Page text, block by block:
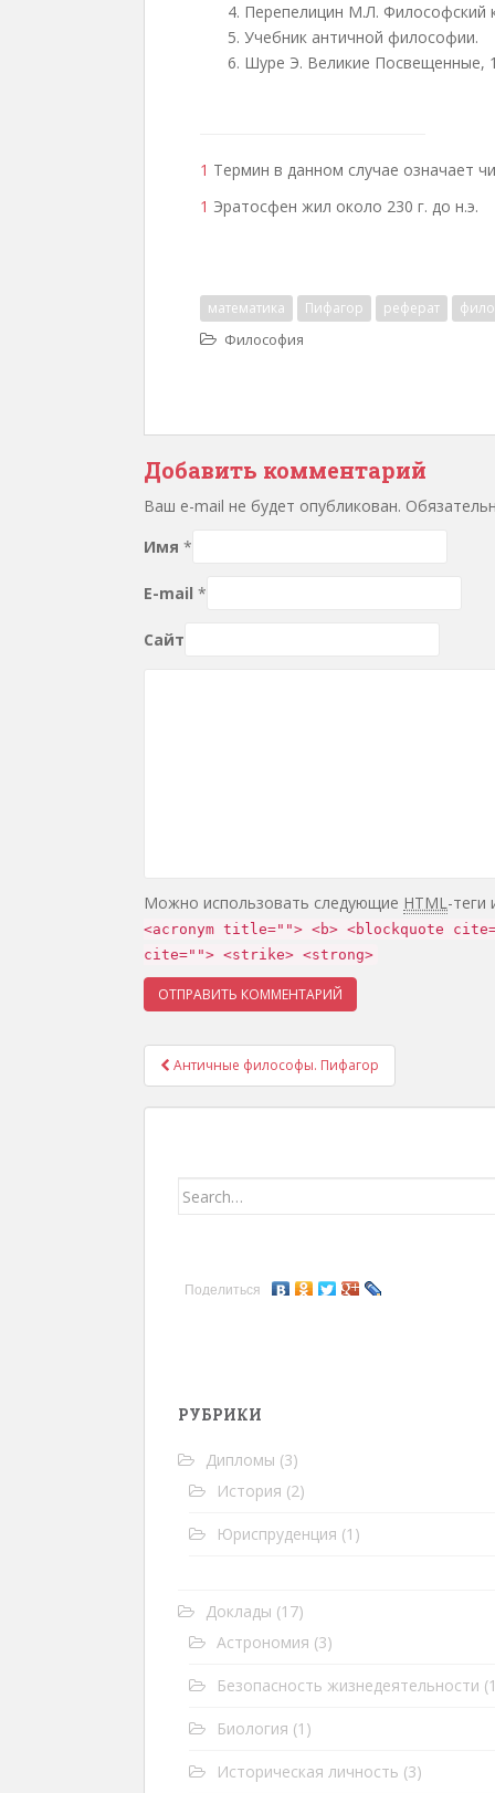
Перепелицин М.Л. Философский
Учебник античной философии.
Шуре Э. Великие Посвещенные,
1 Термин в данном случае означает
1 Эратосфен жил около 230 г. до н.э.
математика Пифагор реферат
Философия
Добавить комментарий
Ваш e-mail не будет опубликован.
Имя *
E-mail *
Сайт
Можно использовать следующие HTML-теги
<acronym title=""> <b> <blockquote
cite=""> <strike> <strong>
Навигация записей
Античные философы. Пифагор
Search for:
Поделиться
РУБРИКИ
Дипломы (3)
История (2)
Юриспруденция (1)
Доклады (17)
Астрономия (3)
Безопасность жизнедеятельности
Биология (1)
Историческая личность (3)